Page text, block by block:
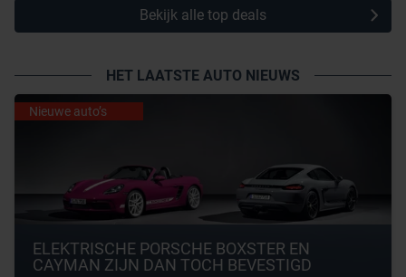
Bekijk alle top deals
HET LAATSTE AUTO NIEUWS
Nieuwe auto’s
ELEKTRISCHE PORSCHE BOXSTER EN
CAYMAN ZIJN DAN TOCH BEVESTIGD